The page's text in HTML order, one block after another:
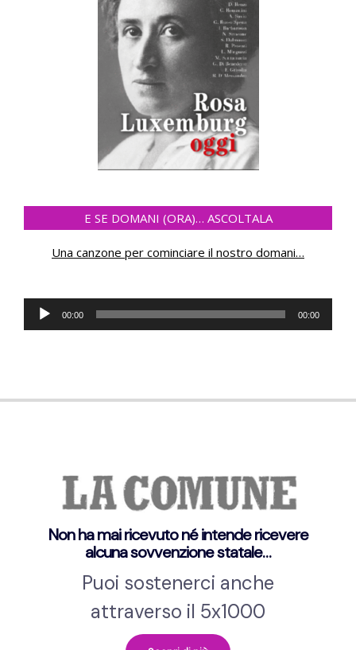
E SE DOMANI (ORA)… ASCOLTALA
Una canzone per cominciare il nostro domani…
Audio-
Player
00:00 00:00
Non ha mai ricevuto né intende ricevere
alcuna sovvenzione statale…
Puoi sostenerci anche
attraverso il 5x1000